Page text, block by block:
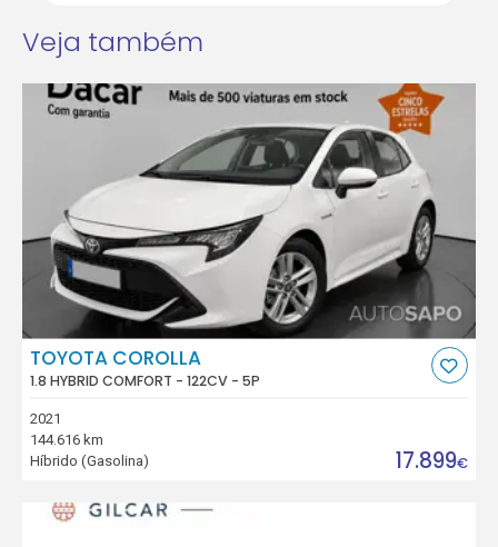
Veja também
TOYOTA COROLLA
1.8 HYBRID COMFORT - 122CV - 5P
2021
144.616 km
Híbrido (Gasolina)
17.899€